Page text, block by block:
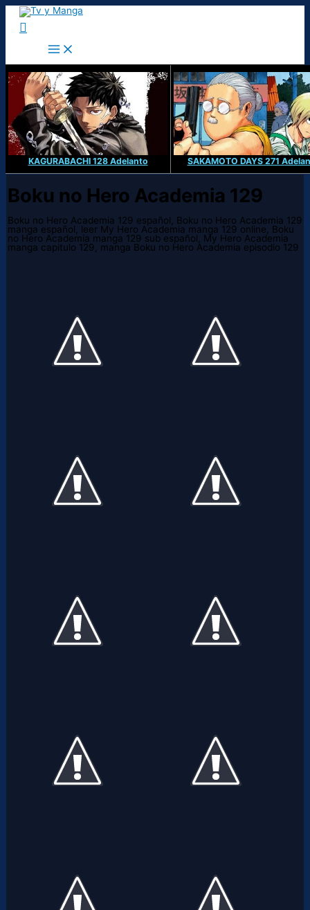
Ir
contenido
Buscar
KAGURABACHI 128 Adelanto SAKAMOTO DAYS 271
Boku no Hero Academia 129
Boku no Hero Academia 129 español, Boku no Hero Academia 129
manga español, leer My Hero Academia manga 129 online, Boku
no Hero Academia manga 129 sub español, My Hero Academia
manga capitulo 129, manga Boku no Hero Academia episodio 129